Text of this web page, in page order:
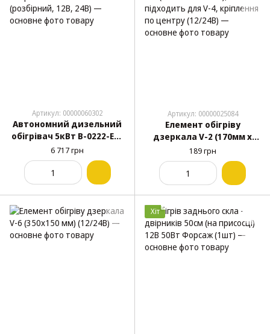
Артикул: 00000060302
Автономний дизельний
обігрівач 5кВт В-0222-EL1
(розбірний, 12В, 24В)
6 717 грн
Артикул: 00000025084
Елемент обігріву
дзеркала V-2 (170мм х
170мм), підходить для V-
4, кріплення по центру
(12/24В)
189 грн
Хіт